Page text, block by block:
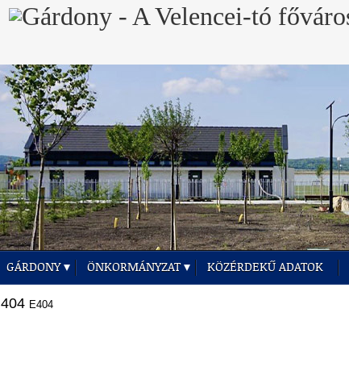
GÁRDONY ÖNKORMÁNYZAT KÖZÉRDEKŰ ADATOK
404 E404